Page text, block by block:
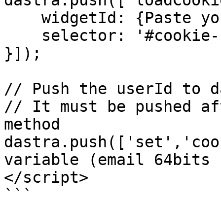
}]);
// Push the userId to
// It must be pushed
method
variable (email
</script>
```